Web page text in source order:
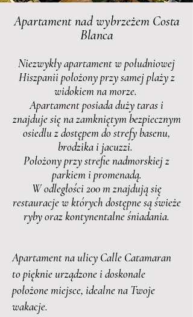
Apartament nad wybrzeżem Costa
Blanca
Niezwykły apartament w południowej
Hiszpanii położony przy samej plaży z
widokiem na morze.
Apartament posiada duży taras i
znajduje się na zamkniętym bezpiecznym
osiedlu z dostępem do strefy basenu,
brodzika i jacuzzi.
Położony przy strefie nadmorskiej z
parkiem i promenadą.
W odległości 200 m znajdują się
restauracje w których dostępne są świeże
ryby oraz kontynentalne śniadania.
Apartament na ulicy Calle Catamaran
to pięknie urządzone i doskonale
położone miejsce, idealne na Twoje
wakacje.